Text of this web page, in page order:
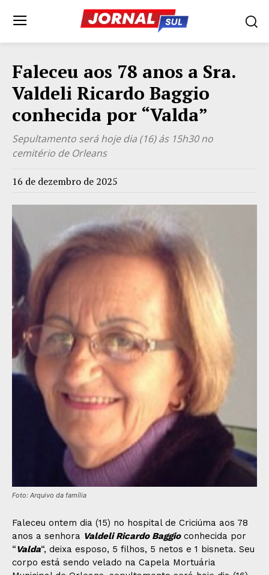
Faleceu aos 78 anos a Sra.
Valdeli Ricardo Baggio
conhecida por “Valda”
Sepultamento será hoje dia (16) ás 15h30 no
cemitério de Orleans
16 de dezembro de 2025
Foto: Arquivo da família
Faleceu ontem dia (15) no hospital de Criciúma aos 78
anos a senhora Valdeli Ricardo Baggio conhecida por
“Valda“, deixa esposo, 5 filhos, 5 netos e 1 bisneta. Seu
corpo está sendo velado na Capela Mortuária